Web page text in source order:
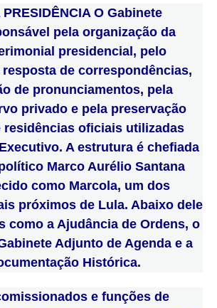
O Gabinete
pela organização da
presidencial, pelo
de correspondências,
de pronunciamentos, pela
privado e pela preservação
residências oficiais utilizadas
A estrutura é chefiada
Marco Aurélio Santana
como Marcola, um dos
próximos de Lula. Abaixo dele
como a Ajudância de Ordens, o
Adjunto de Agenda e a
Histórica.
e funções de